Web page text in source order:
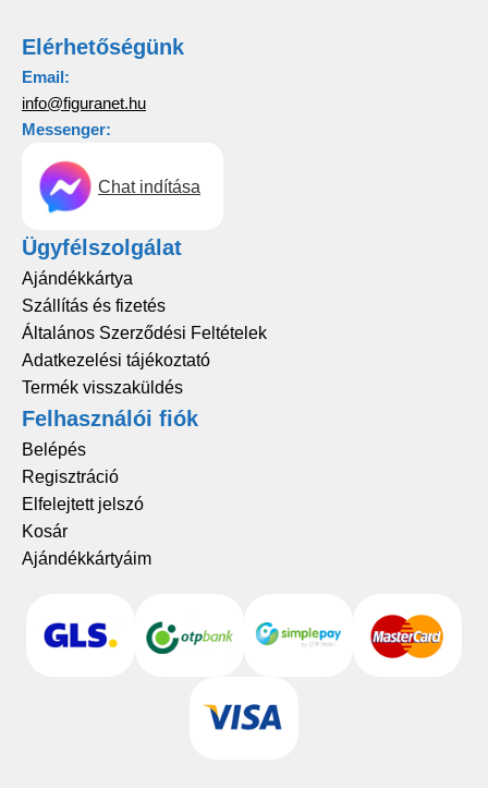
Elérhetőségünk
Email:
info@figuranet.hu
Messenger:
Chat indítása
Ügyfélszolgálat
Ajándékkártya
Szállítás és fizetés
Általános Szerződési Feltételek
Adatkezelési tájékoztató
Termék visszaküldés
Felhasználói fiók
Belépés
Regisztráció
Elfelejtett jelszó
Kosár
Ajándékkártyáim